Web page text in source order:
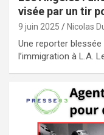
visée par un tir
9 juin 2025 Nicolas
Une reporter
l’immigration à L.A.